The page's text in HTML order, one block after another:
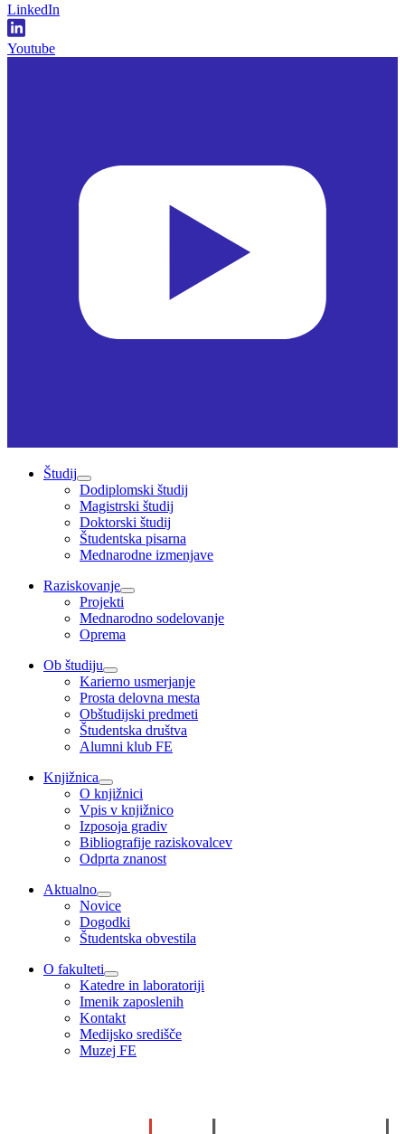
LinkedIn
Youtube
Študij
Dodiplomski študij
Magistrski študij
Doktorski študij
Študentska pisarna
Mednarodne izmenjave
Raziskovanje
Projekti
Mednarodno sodelovanje
Oprema
Ob študiju
Karierno usmerjanje
Prosta delovna mesta
Obštudijski predmeti
Študentska društva
Alumni klub FE
Knjižnica
O knjižnici
Vpis v knjižnico
Izposoja gradiv
Bibliografije raziskovalcev
Odprta znanost
Aktualno
Novice
Dogodki
Študentska obvestila
O fakulteti
Katedre in laboratoriji
Imenik zaposlenih
Kontakt
Medijsko središče
Muzej FE